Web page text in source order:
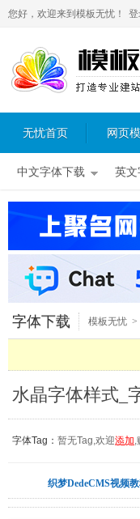
您好，欢迎来到模板无忧！
无忧首页 网页
中文字体下载 英文
字体下载 模板无忧 >
水晶字体样式_
字体Tag： 暂无Tag,欢迎添加,
织梦DedeCMS视频